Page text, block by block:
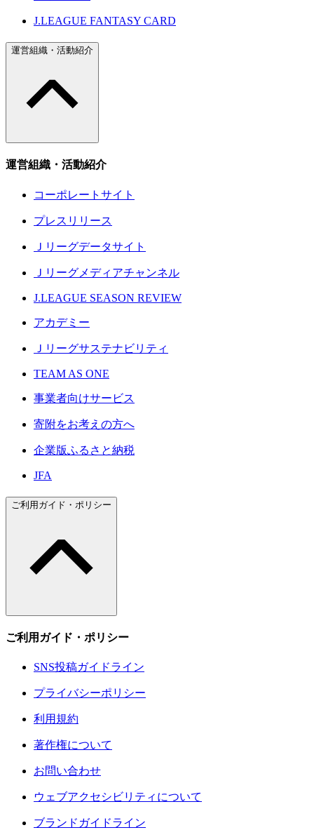
J.LEAGUE FANTASY CARD
運営組織・活動紹介
運営組織・活動紹介
コーポレートサイト
プレスリリース
Ｊリーグデータサイト
Ｊリーグメディアチャンネル
J.LEAGUE SEASON REVIEW
アカデミー
Ｊリーグサステナビリティ
TEAM AS ONE
事業者向けサービス
寄附をお考えの方へ
企業版ふるさと納税
JFA
ご利用ガイド・ポリシー
ご利用ガイド・ポリシー
SNS投稿ガイドライン
プライバシーポリシー
利用規約
著作権について
お問い合わせ
ウェブアクセシビリティについて
ブランドガイドライン